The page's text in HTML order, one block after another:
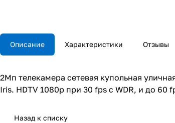
Описание Характеристики Отзывы
2Мп телекамера сетевая купольная
Iris. HDTV 1080p при 30 fps с WDR, и до 60
Назад к списку